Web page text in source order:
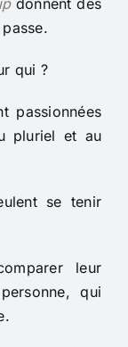
donnent des
qui ?
passionnées
pluriel et au
se tenir
leur
qui